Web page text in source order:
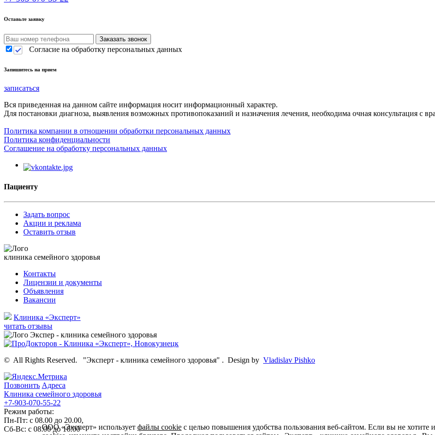
Оставьте заявку
Согласие на обработку персональных данных
Запишитесь на прием
записаться
Вся приведенная на данном сайте информация носит информационный характер.
Для постановки диагноза, выявления возможных противопоказаний и назначения лечения, необходима очная консультация с
Политика компании в отношении обработки персональных данных
Политика конфиденциальности
Соглашение на обработку персональных данных
Пациенту
Задать вопрос
Акции и реклама
Оставить отзыв
клиника семейного здоровья
Контакты
Лицензии и документы
Объявления
Вакансии
Клиника «Эксперт»
читать отзывы
© All Rights Reserved. "Эксперт - клиника семейного здоровья" . Design by Vladislav Pishko
Позвонить Адреса
Клиника семейного здоровья
+7-903-070-55-22
Режим работы:
Пн-Пт: с 08.00 до 20.00,
Сб-Вс: с 08.00 до 16.00ООО «Эксперт» использует файлы cookie с целью повышения удобства пользования веб-сайтом. Если вы не хотите